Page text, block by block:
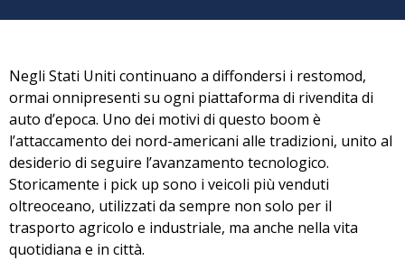
Negli Stati Uniti continuano a diffondersi i restomod,
ormai onnipresenti su ogni piattaforma di rivendita di
auto d’epoca. Uno dei motivi di questo boom è
l’attaccamento dei nord-americani alle tradizioni, unito al
desiderio di seguire l’avanzamento tecnologico.
Storicamente i pick up sono i veicoli più venduti
oltreoceano, utilizzati da sempre non solo per il
trasporto agricolo e industriale, ma anche nella vita
quotidiana e in città.